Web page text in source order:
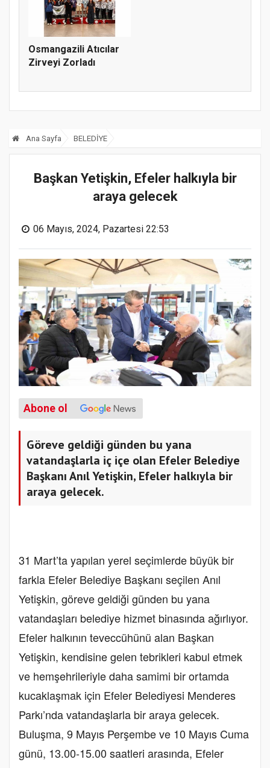
Osmangazili Atıcılar
Zirveyi Zorladı
Ana Sayfa BELEDİYE
Başkan Yetişkin, Efeler halkıyla bir
araya gelecek
06 Mayıs, 2024, Pazartesi 22:53
Abone ol
Göreve geldiği günden bu yana
vatandaşlarla iç içe olan Efeler Belediye
Başkanı Anıl Yetişkin, Efeler halkıyla bir
araya gelecek.
31 Mart’ta yapılan yerel seçimlerde büyük bir
farkla Efeler Belediye Başkanı seçilen Anıl
Yetişkin, göreve geldiği günden bu yana
vatandaşları belediye hizmet binasında ağırlıyor.
Efeler halkının teveccühünü alan Başkan
Yetişkin, kendisine gelen tebrikleri kabul etmek
ve hemşehrileriyle daha samimi bir ortamda
kucaklaşmak için Efeler Belediyesi Menderes
Parkı’nda vatandaşlarla bir araya gelecek.
Buluşma, 9 Mayıs Perşembe ve 10 Mayıs Cuma
günü, 13.00-15.00 saatleri arasında, Efeler